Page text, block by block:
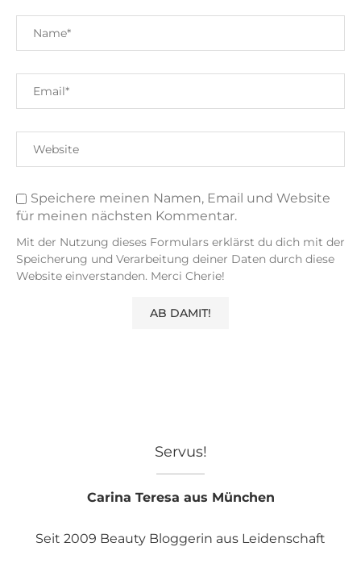
Speichere meinen Namen, Email und Website
für meinen nächsten Kommentar.
Mit der Nutzung dieses Formulars erklärst du dich mit der
Speicherung und Verarbeitung deiner Daten durch diese
Website einverstanden. Merci Cherie!
Servus!
Carina Teresa aus München
Seit 2009 Beauty Bloggerin aus Leidenschaft